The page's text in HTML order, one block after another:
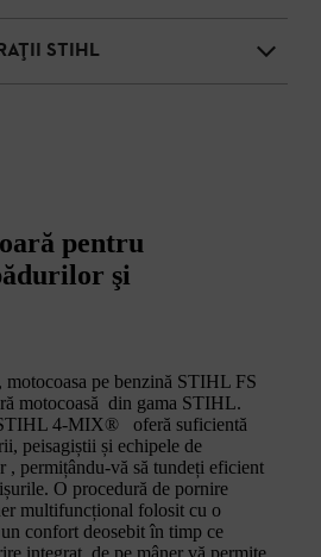
STIHL
pentru
şi
pe benzină STIHL FS
motocoasă din gama STIHL.
4-MIX® oferă suficientă
peisagiștii și echipele de
, permițându-vă să tundeți eficient
O procedură de pornire
multifuncțional folosit cu o
confort deosebit în timp ce
integrat de pe mâner vă permite